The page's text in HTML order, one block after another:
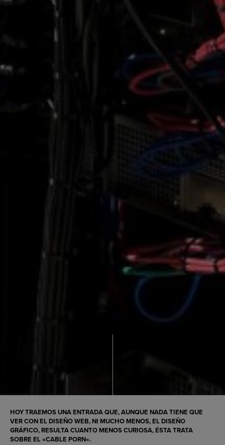
HOY TRAEMOS UNA ENTRADA QUE, AUNQUE NADA TIENE QUE
VER CON EL DISEÑO WEB, NI MUCHO MENOS, EL DISEÑO
GRÁFICO, RESULTA CUANTO MENOS CURIOSA, ÉSTA TRATA
SOBRE EL «CABLE PORN«.